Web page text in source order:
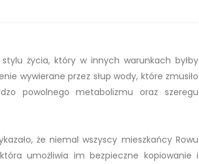
życia, który w innych warunkach byłby
wywierane przez słup wody, które zmusiło
powolnego metabolizmu oraz szeregu
że niemal wszyscy mieszkańcy Rowu
umożliwia im bezpieczne kopiowanie i